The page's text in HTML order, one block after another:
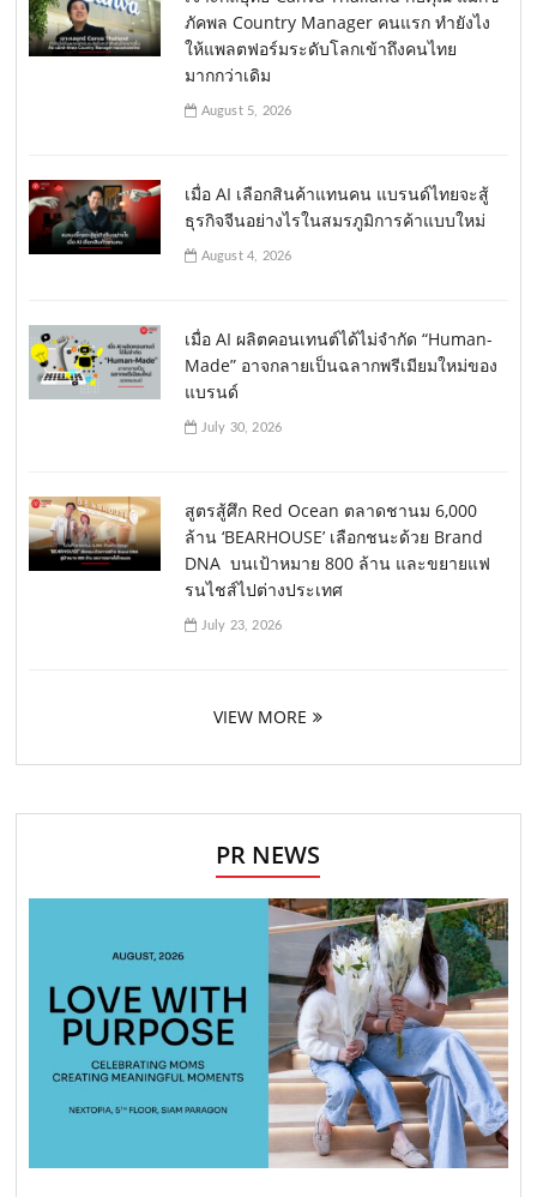
ภัคพล Country Manager คนแรก ทำยังไง
ให้แพลตฟอร์มระดับโลกเข้าถึงคนไทย
มากกว่าเดิม
August 5, 2026
เมื่อ AI เลือกสินค้าแทนคน แบรนด์ไทยจะสู้
ธุรกิจจีนอย่างไรในสมรภูมิการค้าแบบใหม่
August 4, 2026
เมื่อ AI ผลิตคอนเทนต์ได้ไม่จำกัด “Human-
Made” อาจกลายเป็นฉลากพรีเมียมใหม่ของ
แบรนด์
July 30, 2026
สูตรสู้ศึก Red Ocean ตลาดชานม 6,000
ล้าน ‘BEARHOUSE’ เลือกชนะด้วย Brand
DNA บนเป้าหมาย 800 ล้าน และขยายแฟ
รนไชส์ไปต่างประเทศ
July 23, 2026
VIEW MORE
PR NEWS